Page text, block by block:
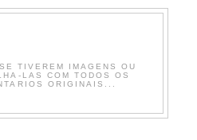
TIVEREM IMAGENS OU
LAS COM TODOS OS
ORIGINAIS...